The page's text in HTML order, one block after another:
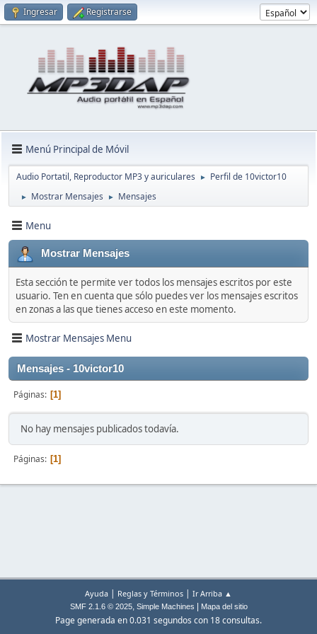
Ingresar Registrarse
Menú Principal de Móvil
Audio Portatil, Reproductor MP3 y auriculares ► Perfil de 10victor10
► Mostrar Mensajes ► Mensajes
Menu
Mostrar Mensajes
Esta sección te permite ver todos los mensajes escritos por este
usuario. Ten en cuenta que sólo puedes ver los mensajes escritos
en zonas a las que tienes acceso en este momento.
Mostrar Mensajes Menu
Mensajes - 10victor10
Páginas 1
No hay mensajes publicados todavía.
Páginas 1
Ayuda | Reglas y Términos | Ir Arriba ▲
SMF 2.1.6 © 2025, Simple Machines Mapa del sitio
Page generada en 0.031 segundos con 18 consultas.